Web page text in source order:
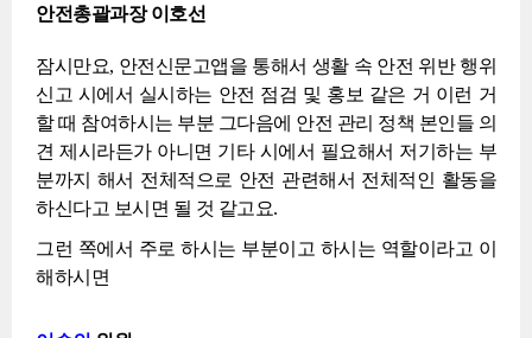
안전총괄과장 이호선
잠시만요, 안전신문고앱을 통해서 생활 속 안전 위반 행위
신고 시에서 실시하는 안전 점검 및 홍보 같은 거 이런 거
할 때 참여하시는 부분 그다음에 안전 관리 정책 본인들 의
견 제시라든가 아니면 기타 시에서 필요해서 저기하는 부
분까지 해서 전체적으로 안전 관련해서 전체적인 활동을
하신다고 보시면 될 것 같고요.
그런 쪽에서 주로 하시는 부분이고 하시는 역할이라고 이
해하시면